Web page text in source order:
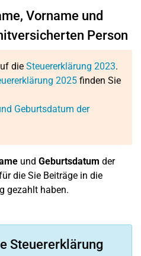
Vorname und
Person
die Steuererklärung 2023.
2025 finden Sie
Geburtsdatum der
und Geburtsdatum der
die Sie Beiträge in die
gezahlt haben.
Steuererklärung